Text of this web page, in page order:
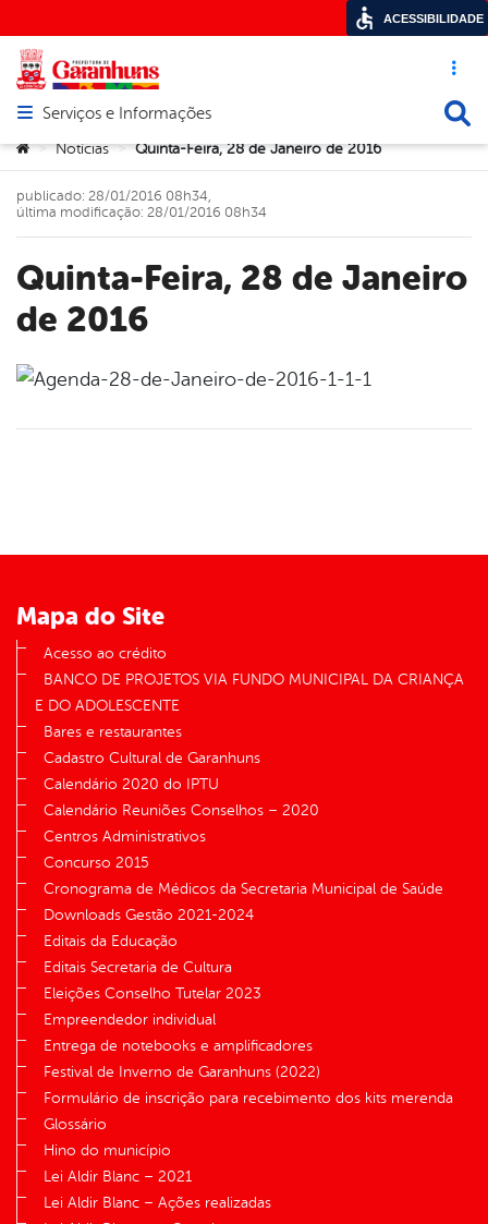
Acesso
Abrir menu principal de navegação
Serviços e Informações
Você está aqui:
> Notícias > Quinta-Feira, 28 de Janeiro de 2016
Quinta-Feira, 28 de Janeiro
de 2016
publicado: 28/01/2016 08h34,
última modificação: 28/01/2016 08h34
Mapa do Site
Acesso ao crédito
BANCO DE PROJETOS VIA FUNDO MUNICIPAL DA CRIANÇA
E DO ADOLESCENTE
Bares e restaurantes
Cadastro Cultural de Garanhuns
Calendário 2020 do IPTU
Calendário Reuniões Conselhos – 2020
Centros Administrativos
Concurso 2015
Cronograma de Médicos da Secretaria Municipal de Saúde
Downloads Gestão 2021-2024
Editais da Educação
Editais Secretaria de Cultura
Eleições Conselho Tutelar 2023
Empreendedor individual
Entrega de notebooks e amplificadores
Festival de Inverno de Garanhuns (2022)
Formulário de inscrição para recebimento dos kits merenda
Glossário
Hino do município
Lei Aldir Blanc – 2021
Lei Aldir Blanc – Ações realizadas
ACESSIBILIDADE